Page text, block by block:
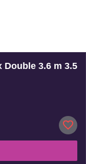
3.6 m 3.5